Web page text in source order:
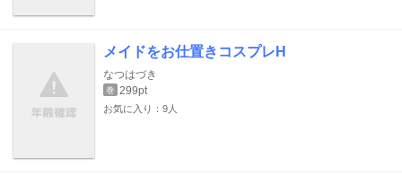
メイドをお仕置きコスプレH
なつはづき
巻 299pt
お気に入り：9人